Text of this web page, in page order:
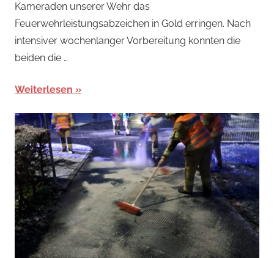
Kameraden unserer Wehr das
Feuerwehrleistungsabzeichen in Gold erringen. Nach
intensiver wochenlanger Vorbereitung konnten die
beiden die …
Weiterlesen